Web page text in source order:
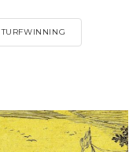
TURFWINNING